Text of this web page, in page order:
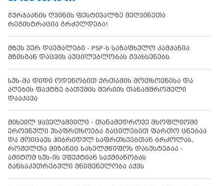
გურჯაანის ღვინის ფესტივალზე მეღვინეთა
რეგისტრაცია გრძელდება!
მზეს ვერ დაემალები - PSP-ს საზაფხულო კამპანია
მზისგან დაცვის აუცილებლობას გვახსენებს
სუს-მა დიდი ოდენობით ქრთამის მოთხოვნისა და
აღების ფაქტზე ბათუმის მერიის თანამშრომელი
დააკავა
მიხეილ ყაველაშვილი - თანამედროვე მსოფლიოში
ეროვნული უსაფრთხოება გაცილებით ფართო ცნებაა
და მოიცავს ჰიბრიდულ საფრთხეებთან ბრძოლას,
რომელთა მიზანიც სახელმწიფოს დასუსტებაა -
ამიტომ სუს-ის ეფექტიან საქმიანობას
განსაკუთრებული მნიშვნელობა აქვს